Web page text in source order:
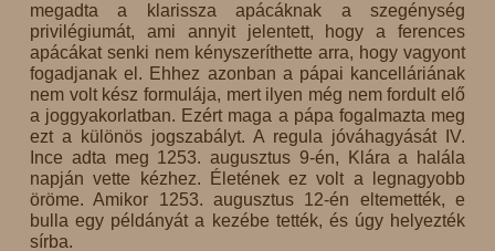
megadta a klarissza apácáknak a szegénység
privilégiumát, ami annyit jelentett, hogy a ferences
apácákat senki nem kényszeríthette arra, hogy vagyont
fogadjanak el. Ehhez azonban a pápai kancelláriának
nem volt kész formulája, mert ilyen még nem fordult elő
a joggyakorlatban. Ezért maga a pápa fogalmazta meg
ezt a különös jogszabályt. A regula jóváhagyását IV.
Ince adta meg 1253. augusztus 9-én, Klára a halála
napján vette kézhez. Életének ez volt a legnagyobb
öröme. Amikor 1253. augusztus 12-én eltemették, e
bulla egy példányát a kezébe tették, és úgy helyezték
sírba.